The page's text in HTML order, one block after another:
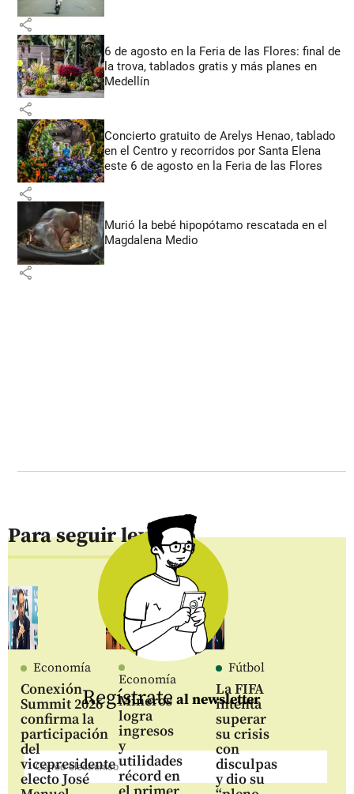
share
6 de agosto en la Feria de las Flores: final de
la trova, tablados gratis y más planes en
Medellín
share
Concierto gratuito de Arelys Henao, tablado
en el Centro y recorridos por Santa Elena
este 6 de agosto en la Feria de las Flores
share
Murió la bebé hipopótamo rescatada en el
Magdalena Medio
share
Para seguir leyendo
Economía
Conexión
Summit 2026
confirma la
participación
del
vicepresidente
electo José
Economía
Mineros
logra
ingresos
y
utilidades
récord en
Fútbol
La FIFA
intenta
superar
su crisis
con
disculpas
y dio su
Regístrate al newsletter